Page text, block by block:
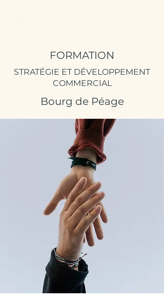
FORMATION
STRATÉGIE ET DÉVELOPPEMENT
COMMERCIAL
Bourg de Péage